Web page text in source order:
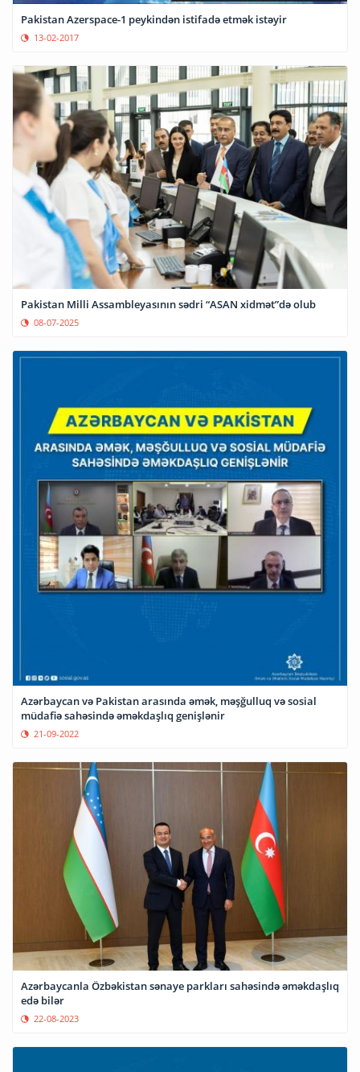
Pakistan Azerspace-1 peykindən istifadə etmək istəyir
13-02-2017
Pakistan Milli Assambleyasının sədri “ASAN xidmət”də olub
08-07-2025
Azərbaycan və Pakistan arasında əmək, məşğulluq və sosial
müdafiə sahəsində əməkdaşlıq genişlənir
21-09-2022
Azərbaycanla Özbəkistan sənaye parkları sahəsində əməkdaşlıq
edə bilər
22-08-2023